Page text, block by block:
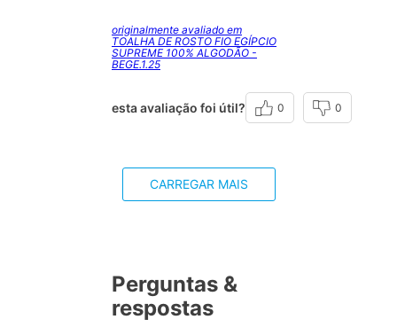
originalmente avaliado em
TOALHA DE ROSTO FIO EGÍPCIO
SUPREME 100% ALGODÃO -
BEGE.1.25
esta avaliação foi útil? 0 0
CARREGAR MAIS
Perguntas &
respostas